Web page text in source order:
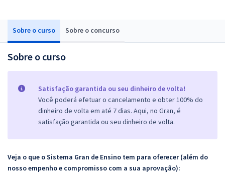
Sobre o curso Sobre o concurso
Sobre o curso
Satisfação garantida ou seu dinheiro de volta!
Você poderá efetuar o cancelamento e obter 100% do
dinheiro de volta em até 7 dias. Aqui, no Gran, é
satisfação garantida ou seu dinheiro de volta.
Veja o que o Sistema Gran de Ensino tem para oferecer (além do
nosso empenho e compromisso com a sua aprovação):